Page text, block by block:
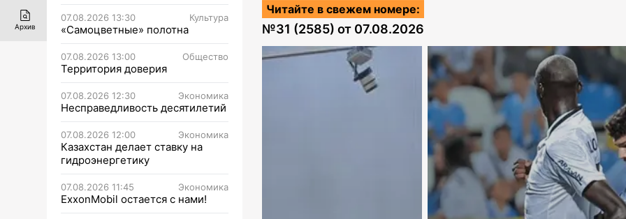
07.08.2026 13:30 Культура
«Самоцветные» полотна
07.08.2026 13:00 Общество
Территория доверия
07.08.2026 12:30 Экономика
Несправедливость десятилетий
07.08.2026 12:00 Экономика
Казахстан делает ставку на
гидроэнергетику
07.08.2026 11:45 Экономика
ExxonMobil остается с нами!
Читайте в свежем номере:
№31 (2585) от 07.08.2026
Архив